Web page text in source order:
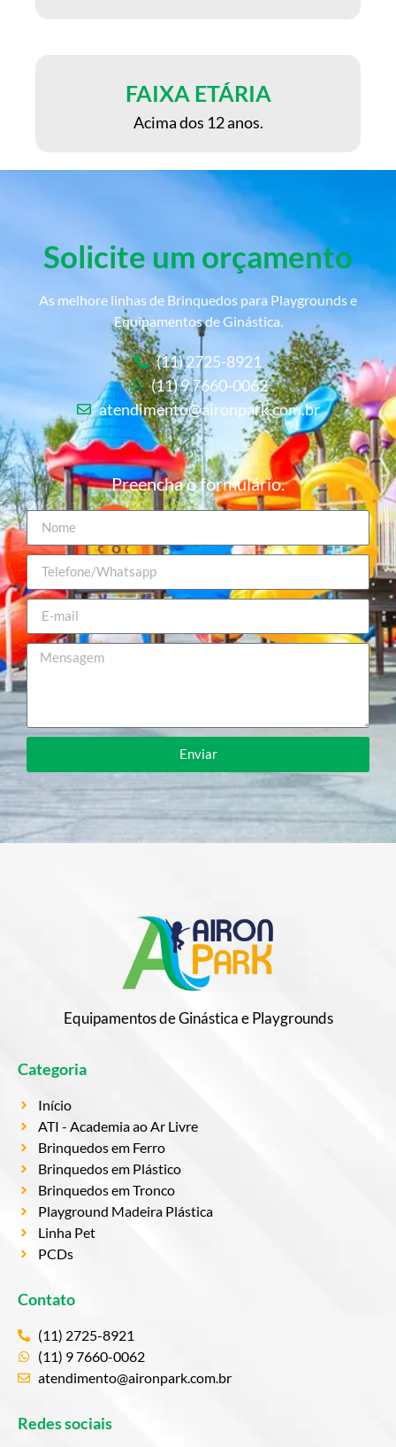
FAIXA ETÁRIA
Acima dos 12 anos.
Solicite um orçamento
As melhore linhas de Brinquedos para Playgrounds e
Equipamentos de Ginástica.
(11) 2725-8921
(11) 9 7660-0062
atendimento@aironpark.com.br
Preencha o formulário.
Enviar
Equipamentos de Ginástica e Playgrounds
Categoria
Início
ATI - Academia ao Ar Livre
Brinquedos em Ferro
Brinquedos em Plástico
Brinquedos em Tronco
Playground Madeira Plástica
Linha Pet
PCDs
Contato
(11) 2725-8921
(11) 9 7660-0062
atendimento@aironpark.com.br
Redes sociais